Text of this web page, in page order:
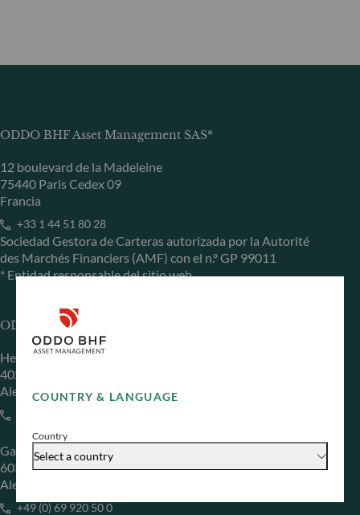
COUNTRY & LANGUAGE
Country
Select a country
ODDO BHF Asset Management SAS*
12 boulevard de la Madeleine
75440 Paris Cedex 09
Francia
+33 1 44 51 80 28
Sociedad Gestora de Carteras autorizada por la Autorité
des Marchés Financiers (AMF) con el n.º GP 99011
* Entidad responsable del sitio web
ODDO BHF Asset Management GmbH
Herzogstraße 15
40217 Düsseldorf
Alemania
Gallusanlage 8
60329 Frankfurt am Main
Alemania
+49 (0) 69 920 50 0